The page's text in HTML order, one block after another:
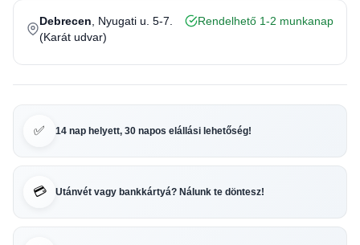
Debrecen , Nyugati u. 5-7.
(Karát udvar)
Rendelhető 1-2 munkanap
✅ 14 nap helyett, 30 napos elállási lehetőség!
💳 Utánvét vagy bankkártyá? Nálunk te döntesz!